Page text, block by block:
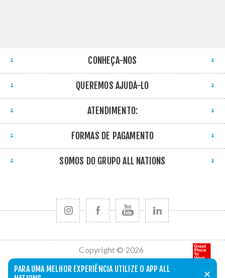
PARA UMA MELHOR EXPERIÊNCIA UTILIZE O APP ALL
✕
CONHEÇA-NOS
QUEREMOS AJUDÁ-LO
ATENDIMENTO:
FORMAS DE PAGAMENTO
SOMOS DO GRUPO ALL NATIONS
Copyright © 2026
All Nations. Todos
os direitos